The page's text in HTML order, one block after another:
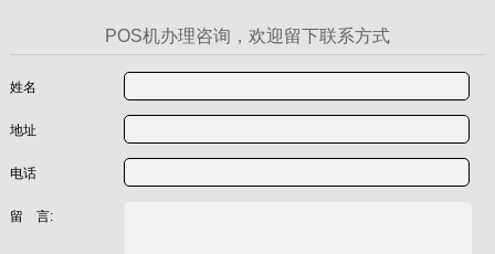
POS机办理咨询，欢迎留下联系方式
姓名
地址
电话
留 言: